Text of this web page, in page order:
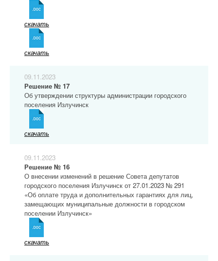
скачать
скачать
09.11.2023
Решение № 17
Об утверждении структуры администрации городского
поселения Излучинск
скачать
09.11.2023
Решение № 16
О внесении изменений в решение Совета депутатов
городского поселения Излучинск от 27.01.2023 № 291
«Об оплате труда и дополнительных гарантиях для лиц,
замещающих муниципальные должности в городском
поселении Излучинск»
скачать